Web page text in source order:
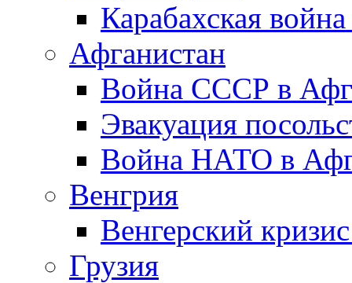
Карабахская
Афганистан
Война СССР в
Эвакуация
Война НАТО в
Венгрия
Венгерский
Грузия